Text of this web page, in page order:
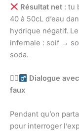
Résultat net: tu
40 à 50cL d’eau
hydrique négatif.
infernale : soif →
soda.
🕵️
Dialogue
faux
Pendant qu’on
pour interroger